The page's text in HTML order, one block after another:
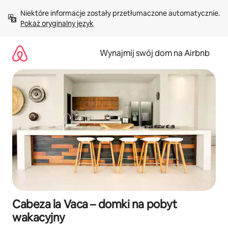
treści Pokaż oryginalny język
Wynajmij swój dom na Airbnb
Cabeza la Vaca – domki na pobyt
wakacyjny